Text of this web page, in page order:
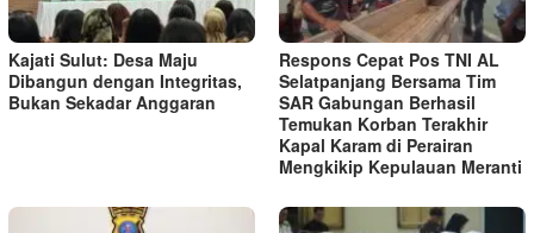
Kajati Sulut: Desa Maju
Dibangun dengan Integritas,
Bukan Sekadar Anggaran
Respons Cepat Pos TNI AL
Selatpanjang Bersama Tim
SAR Gabungan Berhasil
Temukan Korban Terakhir
Kapal Karam di Perairan
Mengkikip Kepulauan Meranti